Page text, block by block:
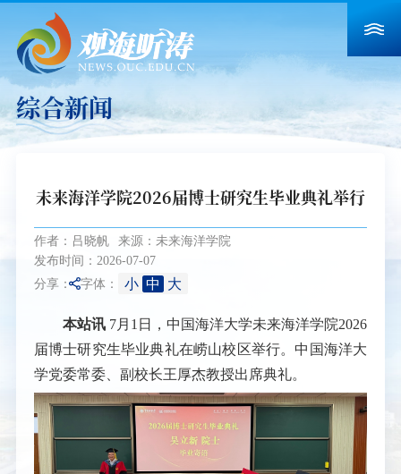
综合新闻
未来海洋学院2026届博士研究生毕业典礼举行
作者：吕晓帆
来源：未来海洋学院
发布时间：2026-07-07
分享： 字体： 小 中 大
本站讯 7月1日，中国海洋大学未来海洋学院2026
届博士研究生毕业典礼在崂山校区举行。中国海洋大
学党委常委、副校长王厚杰教授出席典礼。